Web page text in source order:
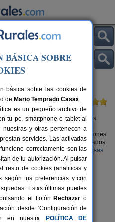
por viajeros
rural mejor valoradas por los
por sus instalaciones, por la
que eligen escuchando las opiniones
recomendados mejor valorados.
visita nuestra sección deCasas
BÁSICA SOBRE
básica sobre las cookies de
de Mario Temprado Casas.
es un pequeño archivo de
tu pc, smartphone o tablet al
nuestras y otras pertenecen a
servicios. Las activadas
correctamente son las
de tu autorización. Al pulsar
resto de cookies (analíticas y
según tus preferencias y con
Estas últimas puedes
el botón Rechazar o
desde “Configuración de
en nuestra
POLÍTICA DE